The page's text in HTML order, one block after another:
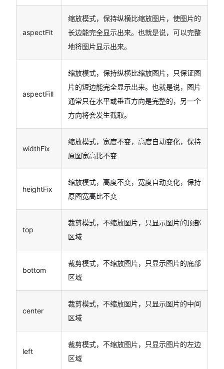
aspectFit
缩放模式，保持纵横比缩放图片，使图片的
长边能完全显示出来。也就是说，可以完整
地将图片显示出来。
aspectFill
缩放模式，保持纵横比缩放图片，只保证图
片的短边能完全显示出来。也就是说，图片
通常只在水平或垂直方向是完整的，另一个
方向将会发生截取。
widthFix
缩放模式，宽度不变，高度自动变化，保持
原图宽高比不变
heightFix
缩放模式，高度不变，宽度自动变化，保持
原图宽高比不变
top
裁剪模式，不缩放图片，只显示图片的顶部
区域
bottom
裁剪模式，不缩放图片，只显示图片的底部
区域
center
裁剪模式，不缩放图片，只显示图片的中间
区域
left
裁剪模式，不缩放图片，只显示图片的左边
区域